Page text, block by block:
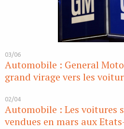
03/06
Automobile : General
grand virage vers les
02/04
Automobile : Les voitures
vendues en mars aux